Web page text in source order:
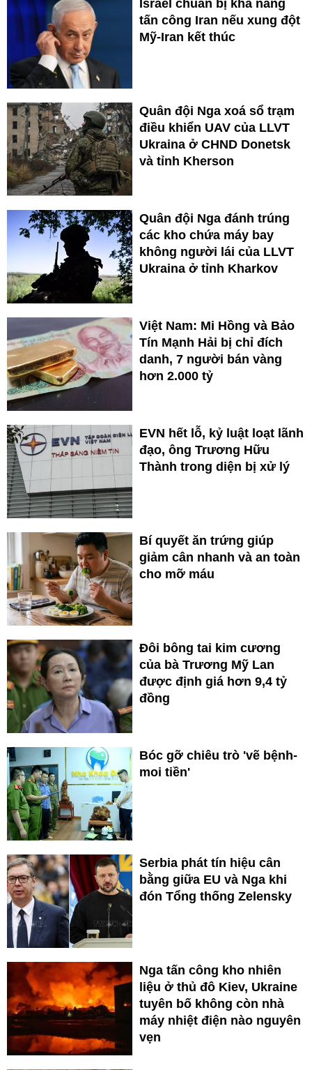
Israel chuẩn bị khả năng
tấn công Iran nếu xung đột
Mỹ-Iran kết thúc
Quân đội Nga xoá sổ trạm
điều khiển UAV của LLVT
Ukraina ở CHND Donetsk
và tỉnh Kherson
Quân đội Nga đánh trúng
các kho chứa máy bay
không người lái của LLVT
Ukraina ở tỉnh Kharkov
Việt Nam: Mi Hồng và Bảo
Tín Mạnh Hải bị chỉ đích
danh, 7 người bán vàng
hơn 2.000 tỷ
EVN hết lỗ, kỷ luật loạt lãnh
đạo, ông Trương Hữu
Thành trong diện bị xử lý
Bí quyết ăn trứng giúp
giảm cân nhanh và an toàn
cho mỡ máu
Đôi bông tai kim cương
của bà Trương Mỹ Lan
được định giá hơn 9,4 tỷ
đồng
Bóc gỡ chiêu trò 'vẽ bệnh-
moi tiền'
Serbia phát tín hiệu cân
bằng giữa EU và Nga khi
đón Tổng thống Zelensky
Nga tấn công kho nhiên
liệu ở thủ đô Kiev, Ukraine
tuyên bố không còn nhà
máy nhiệt điện nào nguyên
vẹn